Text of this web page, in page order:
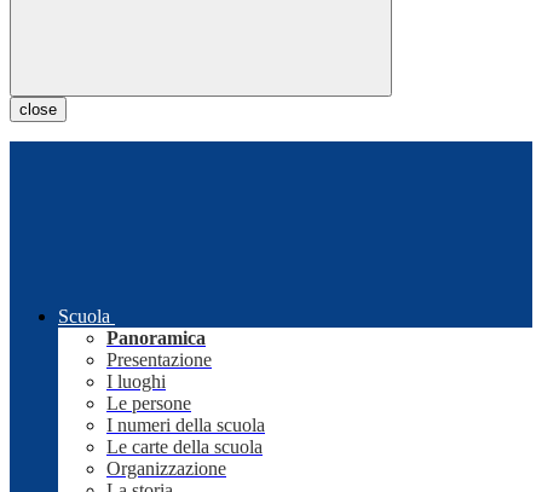
close
Scuola
Panoramica
Presentazione
I luoghi
Le persone
I numeri della scuola
Le carte della scuola
Organizzazione